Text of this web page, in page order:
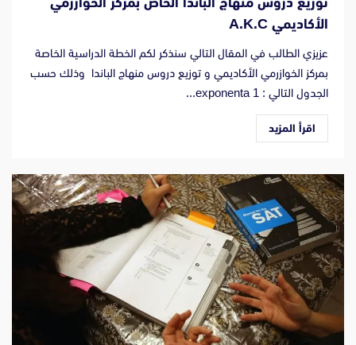
الأكاديمي A.K.C
عزيزي الطالب في المقال التالي سنذكر لكم الخطة الدراسية الخاصة
بمركز الخوازرمي الأكاديمي و توزيع دروس منهاج الباندا وذلك حسب
الجدول التالي : 1 exponenta...
اقرأ المزيد